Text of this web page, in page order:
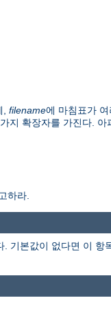
filename에 마침표가
지 확장자를 가진다. 아
하라.
. 기본값이 없다면 이 항